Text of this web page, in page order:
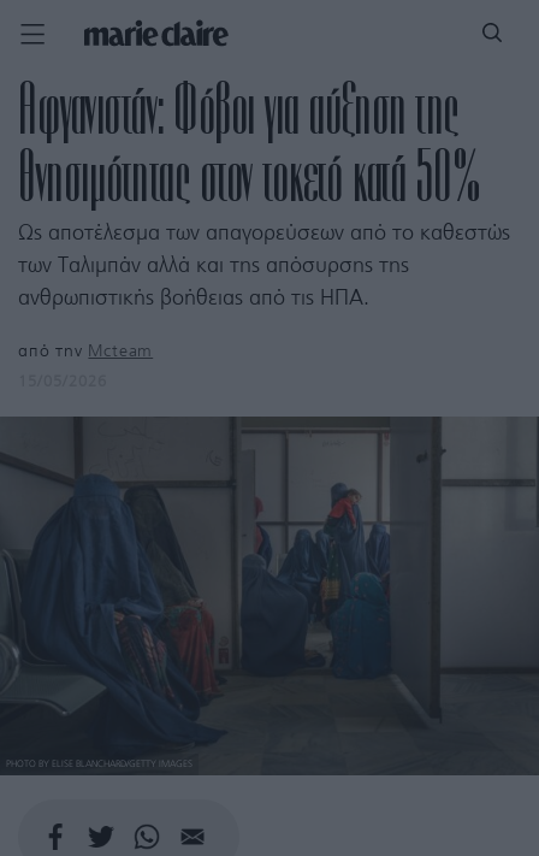
Αφγανιστάν: Φόβοι για αύξηση της
θνησιμότητας στον τοκετό κατά 50%
Ως αποτέλεσμα των απαγορεύσεων από το καθεστώς
των Ταλιμπάν αλλά και της απόσυρσης της
ανθρωπιστικής βοήθειας από τις ΗΠΑ.
από την Mcteam
PHOTO BY ELISE BLANCHARD/GETTY IMAGES